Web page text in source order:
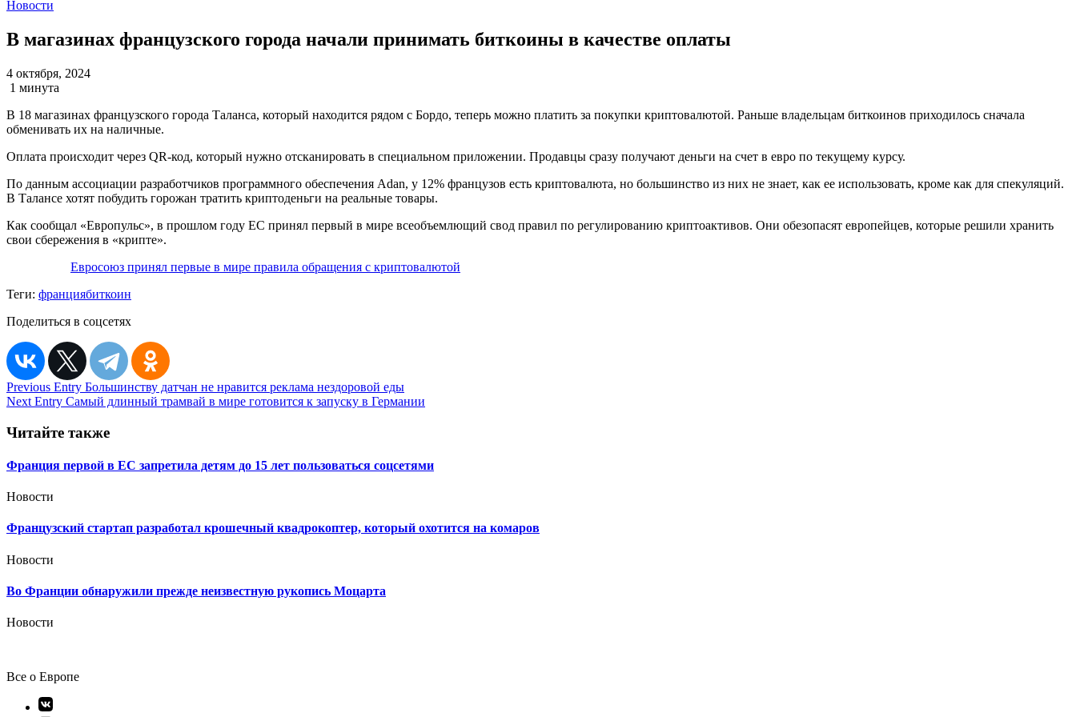
Новости
В магазинах французского города начали принимать биткоины в качестве оплаты
4 октября, 2024
1 минута
В 18 магазинах французского города Таланса, который находится рядом с Бордо, теперь можно платить за покупки криптовалютой. Раньше владельцам биткоинов приходилось сначала
обменивать их на наличные.
Оплата происходит через QR-код, который нужно отсканировать в специальном приложении. Продавцы сразу получают деньги на счет в евро по текущему курсу.
По данным ассоциации разработчиков программного обеспечения Adan, у 12% французов есть криптовалюта, но большинство из них не знает, как ее использовать, кроме как для спекуляций.
В Талансе хотят побудить горожан тратить криптоденьги на реальные товары.
Как сообщал «Европульс», в прошлом году ЕС принял первый в мире всеобъемлющий свод правил по регулированию криптоактивов. Они обезопасят европейцев, которые решили хранить
свои сбережения в «крипте».
Евросоюз принял первые в мире правила обращения с криптовалютой
Теги: франциябиткоин
Поделиться в соцсетях
Навигация
по
записям
Previous Entry Большинству датчан не нравится реклама нездоровой еды
Next Entry Самый длинный трамвай в мире готовится к запуску в Германии
Читайте также
Франция первой в ЕС запретила детям до 15 лет пользоваться соцсетями
Новости
Французский стартап разработал крошечный квадрокоптер, который охотится на комаров
Новости
Во Франции обнаружили прежде неизвестную рукопись Моцарта
Новости
Все о Европе
Элемент